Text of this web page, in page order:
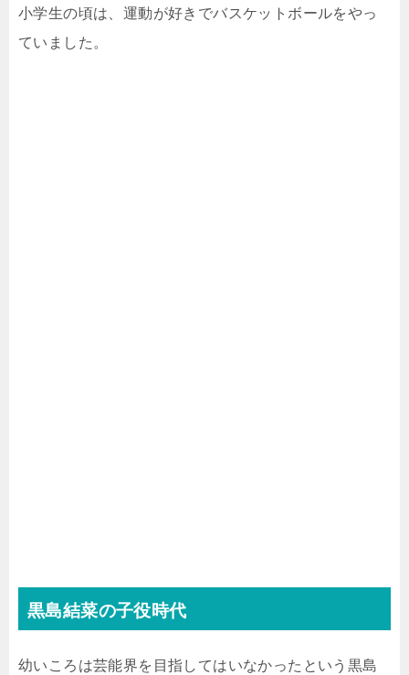
小学生の頃は、運動が好きでバスケットボールをやっ
ていました。
黒島結菜の子役時代
幼いころは芸能界を目指してはいなかったという黒島